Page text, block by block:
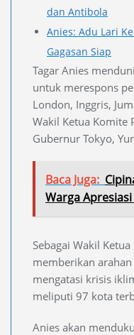
dan Antibola
Anies: Adu Lari
Gagasan Siap
Tagar Anies
untuk merespons
London, Inggris,
Wakil Ketua Komite
Gubernur Tokyo,
Baca Juga:
Warga
Sebagai Wakil
memberikan
mengatasi krisis
meliputi 97 kota
Anies akan